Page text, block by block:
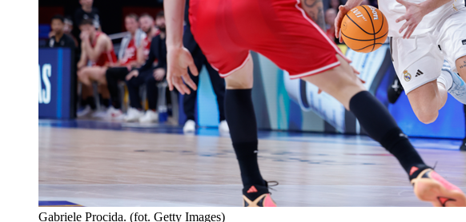
Gabriele Procida. (fot. Getty Images)